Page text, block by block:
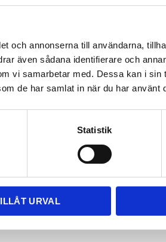
och annonserna till användarna,
även sådana identifierare och
vi samarbetar med. Dessa kan i sin
de har samlat in när du har använt
Statistik
URVAL